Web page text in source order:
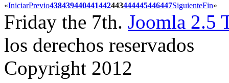
«IniciarPrevio438439440441442443444445446447SiguienteFin»
Friday the 7th. Joomla 2.5
los derechos reservados
Copyright 2012